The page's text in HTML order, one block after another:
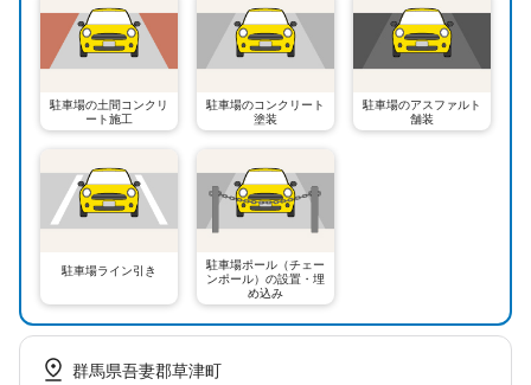
駐車場の土間コンクリ
ート施工
駐車場のコンクリート
塗装
駐車場のアスファルト
舗装
駐車場ライン引き
駐車場ポール（チェー
ンポール）の設置・埋
め込み
群馬県吾妻郡草津町